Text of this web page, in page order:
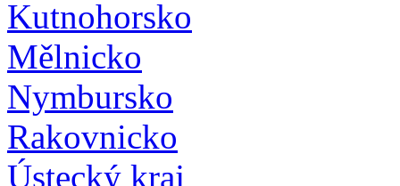
Kutnohorsko
Mělnicko
Nymbursko
Rakovnicko
Ústecký kraj